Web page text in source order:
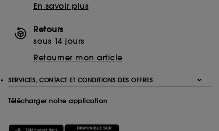
En savoir plus
Retours
sous 14 jours
Retourner mon article
SERVICES, CONTACT ET CONDITIONS DES OFFRES
Télécharger notre application